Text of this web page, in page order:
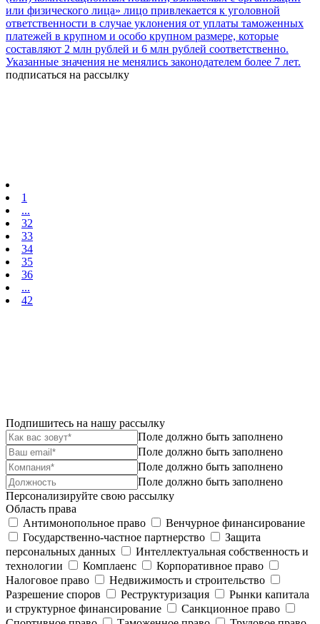
или физического лица» лицо привлекается к уголовной
ответственности в случае уклонения от уплаты таможенных
платежей в крупном и особо крупном размере, которые
составляют 2 млн рублей и 6 млн рублей соответственно.
Указанные значения не менялись законодателем более 7 лет.
подписаться на рассылку
1
...
32
33
34
35
36
...
42
Подпишитесь на нашу рассылку
Поле должно быть заполнено
Поле должно быть заполнено
Поле должно быть заполнено
Поле должно быть заполнено
Персонализируйте свою рассылку
Область права
Антимонопольное право
Венчурное финансирование
Государственно-частное партнерство
Защита
персональных данных
Интеллектуальная собственность и
технологии
Комплаенс
Корпоративное право
Налоговое право
Недвижимость и строительство
Разрешение споров
Реструктуризация
Рынки капитала
и структурное финансирование
Санкционное право